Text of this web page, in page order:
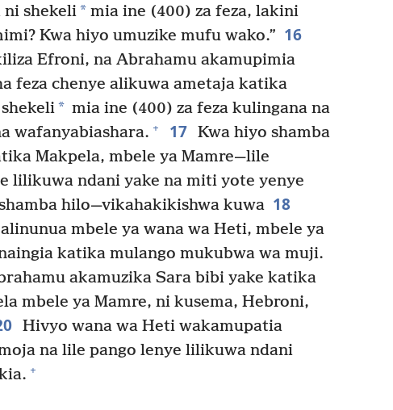
ni shekeli* mia ine (400) za feza, lakini
Kwa hiyo umuzike mufu wako.” 16
Efroni, na Abrahamu akamupimia
feza chenye alikuwa ametaja katika
* mia ine (400) za feza kulingana na
wafanyabiashara. + 17 Kwa hiyo shamba
Makpela, mbele ya Mamre⁠—lile
lilikuwa ndani yake na miti yote yenye
hilo⁠—​vikahakikishwa kuwa 18
mbele ya wana wa Heti, mbele ya
katika mulango mukubwa wa muji.
akamuzika Sara bibi yake katika
mbele ya Mamre, ni kusema, Hebroni,
Hivyo wana wa Heti wakamupatia
na lile pango lenye lilikuwa ndani
+